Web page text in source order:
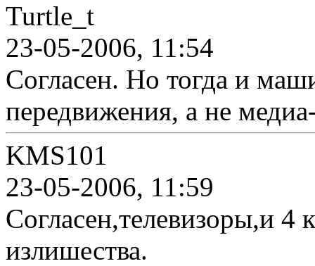
Turtle_t
23-05-2006, 11:54
Согласен. Но тогда и
передвижения, а не
KMS101
23-05-2006, 11:59
Согласен,телевизоры,и 4
излишества.